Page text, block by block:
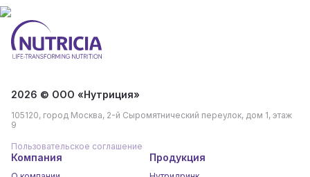
2026 © ООО «Нутриция»
105120, город Москва, 2-й Сыромятнический переулок, дом 1, этаж
9
Пользовательское соглашение
Компания Продукция